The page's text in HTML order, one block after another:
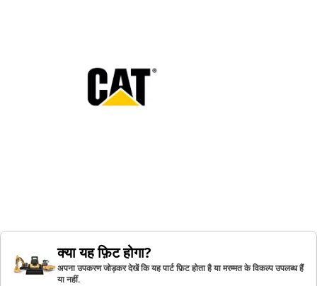
क्या यह फ़िट होगा?
अपना उपकरण जोड़कर देखें कि यह पार्ट फ़िट होता है या मरम्मत के विकल्प उपलब्ध हैं
या नहीं.